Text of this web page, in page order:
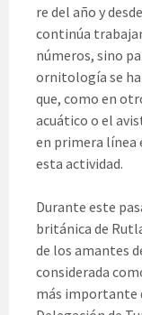
re del año y
continúa
números, sino
ornitología se
que, como en
acuático o el
en primera línea
esta actividad.
Durante este
británica de
de los amantes
considerada
más importante